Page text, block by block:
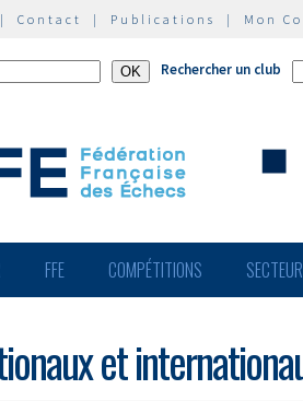
Contact | Publications | Mon
Rechercher un club
FFE COMPÉTITIONS
et